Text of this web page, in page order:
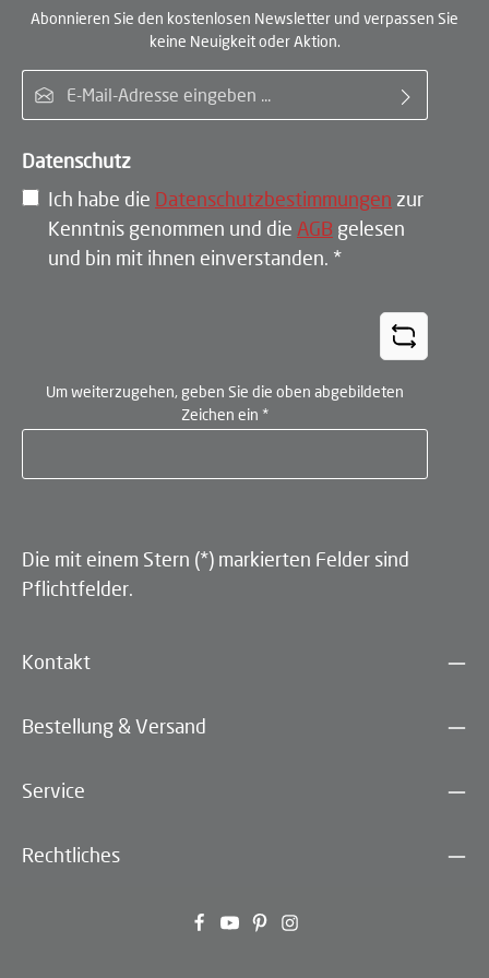
Abonnieren Sie den kostenlosen Newsletter und verpassen Sie
keine Neuigkeit oder Aktion.
Datenschutz
Ich habe die Datenschutzbestimmungen zur
Kenntnis genommen und die AGB gelesen
und bin mit ihnen einverstanden. *
Um weiterzugehen, geben Sie die oben abgebildeten
Zeichen ein *
Die mit einem Stern (*) markierten Felder sind
Pflichtfelder.
Kontakt
Bestellung & Versand
Service
Rechtliches